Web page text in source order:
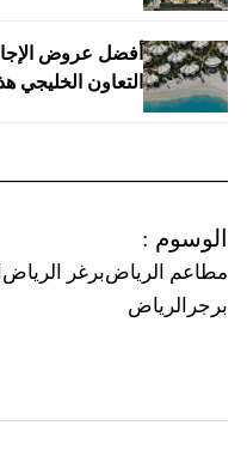
أفضل عروض
التعاون الخليجي
الوسوم :
مطاعم الرياضبرغر الرياض
برجرالرياض